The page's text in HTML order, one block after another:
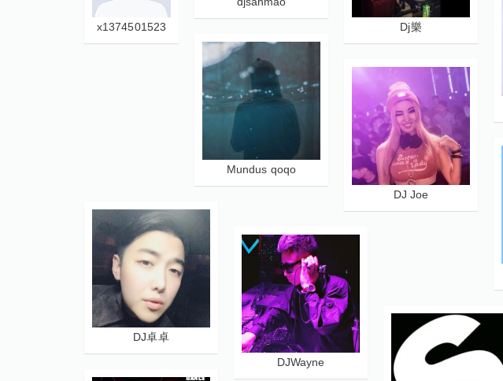
Dj樂
x1374501523
Mundus qoqo
DJ Joe
DJ卓卓
DJWayne